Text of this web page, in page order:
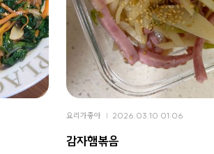
요리가좋아 2026.03.10 01:06
감자햄볶음